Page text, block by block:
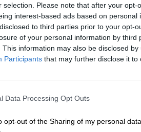
selection. Please note that after your
interest-based ads based on
to third parties prior to your opt-
of your personal information by third
This information may also be disclosed
Participants that may further disclose it to
Data Processing Opt Outs
opt-out of the Sharing of my personal data.
Guterres, ha dicho que entre
y la mitad del aceite de
puertos del mar Negro por la
que enfrentan una
antes de la pandemia a 276
el índice de trata de